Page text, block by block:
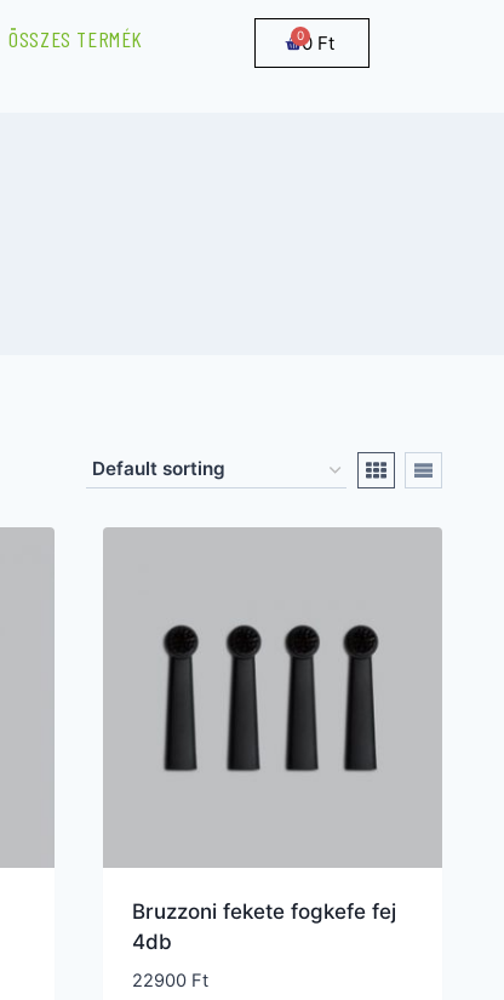
ÖSSZES TERMÉK
0 Ft
Bruzzoni fekete fogkefe fej
4db
22900 Ft